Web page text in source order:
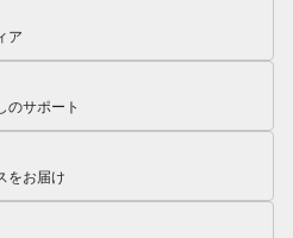
ア
のサポート
をお届け